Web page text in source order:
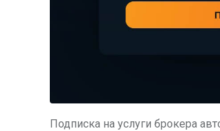
Подписка на услуги брокера